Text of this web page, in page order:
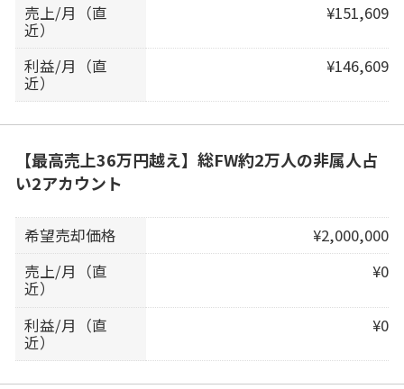
売上/月（直
近）
¥151,609
利益/月（直
近）
¥146,609
【最高売上36万円越え】総FW約2万人の非属人占
い2アカウント
希望売却価格
¥2,000,000
売上/月（直
近）
¥0
利益/月（直
近）
¥0